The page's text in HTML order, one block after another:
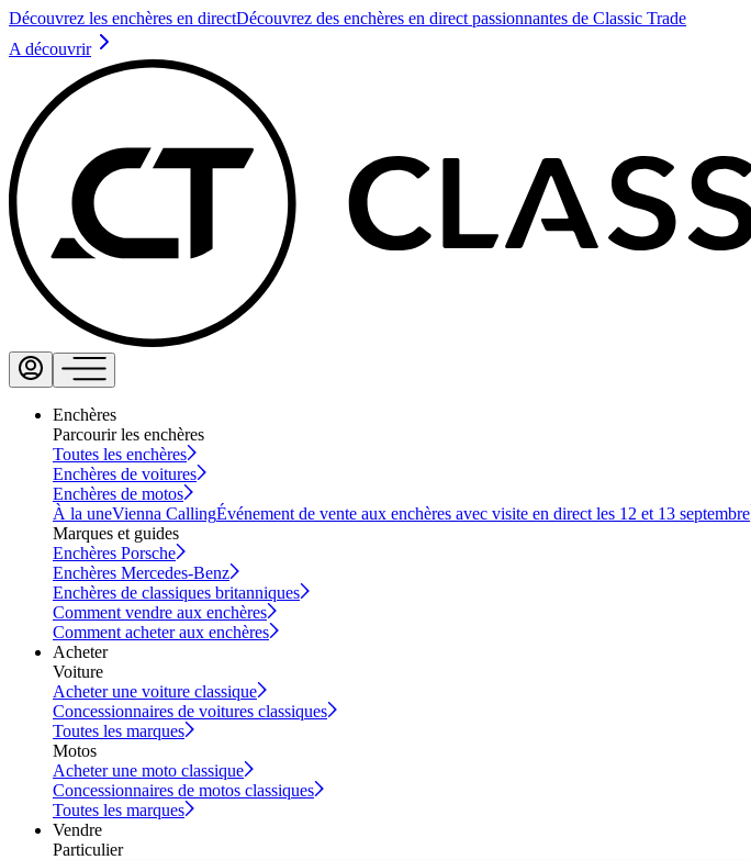
Découvrez les enchères en directDécouvrez des enchères en direct passionnantes de Classic Trade
A découvrir
Enchères
Parcourir les enchères
Toutes les enchères
Enchères de voitures
Enchères de motos
À la uneVienna CallingÉvénement de vente aux enchères avec visite en direct les 12 et 13 septembre
Marques et guides
Enchères Porsche
Enchères Mercedes-Benz
Enchères de classiques britanniques
Comment vendre aux enchères
Comment acheter aux enchères
Acheter
Voiture
Acheter une voiture classique
Concessionnaires de voitures classiques
Toutes les marques
Motos
Acheter une moto classique
Concessionnaires de motos classiques
Toutes les marques
Vendre
Particulier